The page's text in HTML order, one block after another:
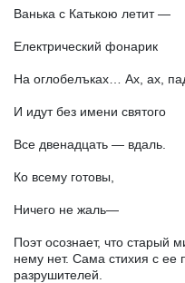
Ванька с Катькою летит —
Електрический фонарик
На оглобелъках… Ах, ах,
И идут без имени святого
Все двенадцать — вдаль.
Ко всему готовы,
Ничего не жаль—
Поэт осознает, что старый
нему нет. Сама стихия с ее
разрушителей.